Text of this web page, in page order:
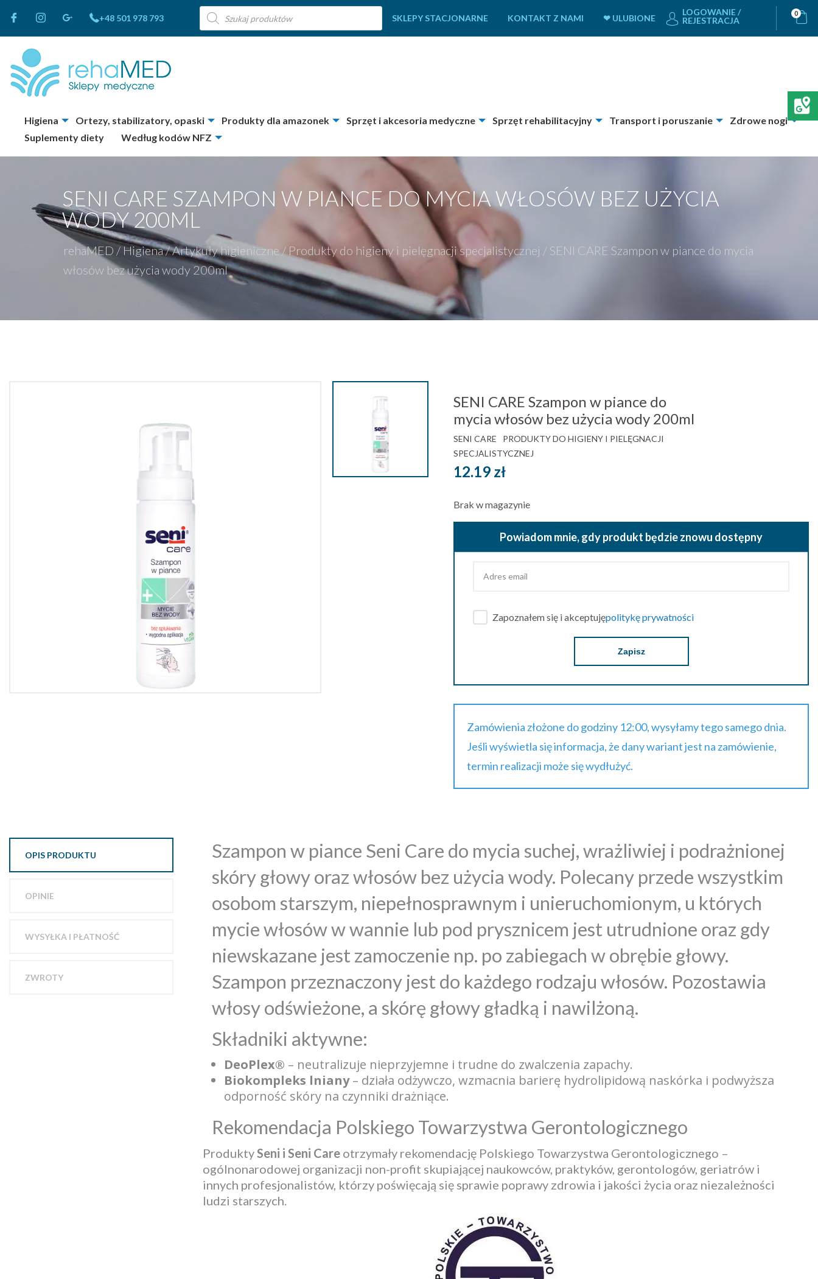
+48 501 978 793
Wyszukiwarka
produktów
SKLEPY STACJONARNE KONTAKT Z NAMI ❤ ULUBIONE
LOGOWANIE /
REJESTRACJA
0
Higiena Ortezy, stabilizatory, opaski Produkty dla amazonek Sprzęt i akcesoria medyczne Sprzęt rehabilitacyjny Transport i poruszanie
Zdrowe nogi
Suplementy diety
Według kodów NFZ
SENI CARE SZAMPON W PIANCE DO MYCIA WŁOSÓW BEZ UŻYCIA
WODY 200ML
rehaMED /Higiena/Artykuły higieniczne / Produkty do higieny i pielęgnacji specjalistycznej / SENI CARE Szampon w piance do mycia
włosów bez użycia wody 200ml
SENI CARE Szampon w piance do
mycia włosów bez użycia wody 200ml
SENI CARE
PRODUKTY DO HIGIENY I PIELĘGNACJI
SPECJALISTYCZNEJ
12.19 zł
Brak w magazynie
Powiadom mnie, gdy produkt będzie znowu dostępny
Zapoznałem się i akceptujępolitykę prywatności
Zapisz
Zamówienia złożone do godziny 12:00, wysyłamy tego samego dnia.
Jeśli wyświetla się informacja, że dany wariant jest na zamówienie,
termin realizacji może się wydłużyć.
OPIS PRODUKTU
OPINIE
WYSYŁKA I PŁATNOŚĆ
ZWROTY
Szampon w piance Seni Care do mycia suchej, wrażliwiej i podrażnionej
skóry głowy oraz włosów bez użycia wody. Polecany przede wszystkim
osobom starszym, niepełnosprawnym i unieruchomionym, u których
mycie włosów w wannie lub pod prysznicem jest utrudnione oraz gdy
niewskazane jest zamoczenie np. po zabiegach w obrębie głowy.
Szampon przeznaczony jest do każdego rodzaju włosów. Pozostawia
włosy odświeżone, a skórę głowy gładką i nawilżoną.
Składniki aktywne:
DeoPlex® – neutralizuje nieprzyjemne i trudne do zwalczenia zapachy.
Biokompleks lniany– działa odżywczo, wzmacnia barierę hydrolipidową naskórka i podwyższa
odporność skóry na czynniki drażniące.
Rekomendacja Polskiego Towarzystwa Gerontologicznego
ProduktySeni i Seni Care otrzymały rekomendację Polskiego Towarzystwa Gerontologicznego –
ogólnonarodowej organizacji non-profit skupiającej naukowców, praktyków, gerontologów, geriatrów i
innych profesjonalistów, którzy poświęcają się sprawie poprawy zdrowia i jakości życia oraz niezależności
ludzi starszych.